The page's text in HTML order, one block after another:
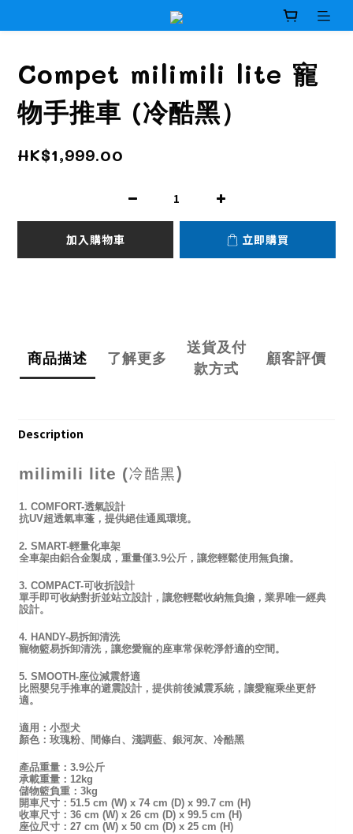
Compet milimili lite 寵
物手推車 (冷酷黑）
HK$1,999.00
加入購物車 立即購買
商品描述 了解更多
送貨及付
款方式
顧客評價
Description
milimili lite (冷酷黑)
1. COMFORT-透氣設計
抗UV超透氣車蓬，提供絕佳通風環境。
2. SMART-輕量化車架
全車架由鋁合金製成，重量僅3.9公斤，讓您輕鬆使用無負擔。
3. COMPACT-可收折設計
單手即可收納對折並站立設計，讓您輕鬆收納無負擔，業界唯一經典
設計。
4. HANDY-易拆卸清洗
寵物籃易拆卸清洗，讓您愛寵的座車常保乾淨舒適的空間。
5. SMOOTH-座位減震舒適
比照嬰兒手推車的避震設計，提供前後減震系統，讓愛寵乘坐更舒
適。
適用：小型犬
顏色：玫瑰粉、間條白、淺調藍、銀河灰、冷酷黑
產品重量：3.9公斤
承載重量：12kg
儲物籃負重：3kg
開車尺寸：51.5 cm (W) x 74 cm (D) x 99.7 cm (H)
收車尺寸：36 cm (W) x 26 cm (D) x 99.5 cm (H)
座位尺寸：27 cm (W) x 50 cm (D) x 25 cm (H)